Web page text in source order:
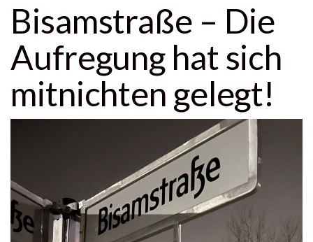
Bisamstraße – Die
Aufregung hat sich
mitnichten gelegt!